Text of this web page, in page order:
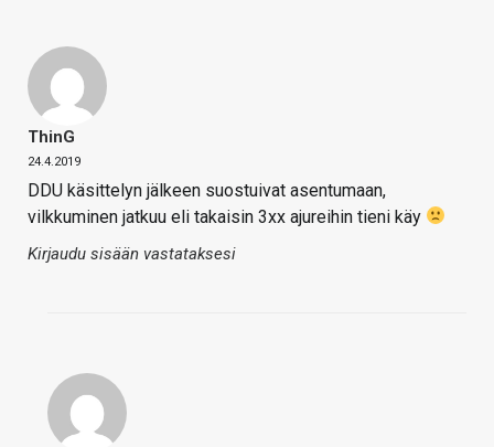
ThinG
24.4.2019
DDU käsittelyn jälkeen suostuivat asentumaan,
vilkkuminen jatkuu eli takaisin 3xx ajureihin tieni käy
Kirjaudu sisään vastataksesi